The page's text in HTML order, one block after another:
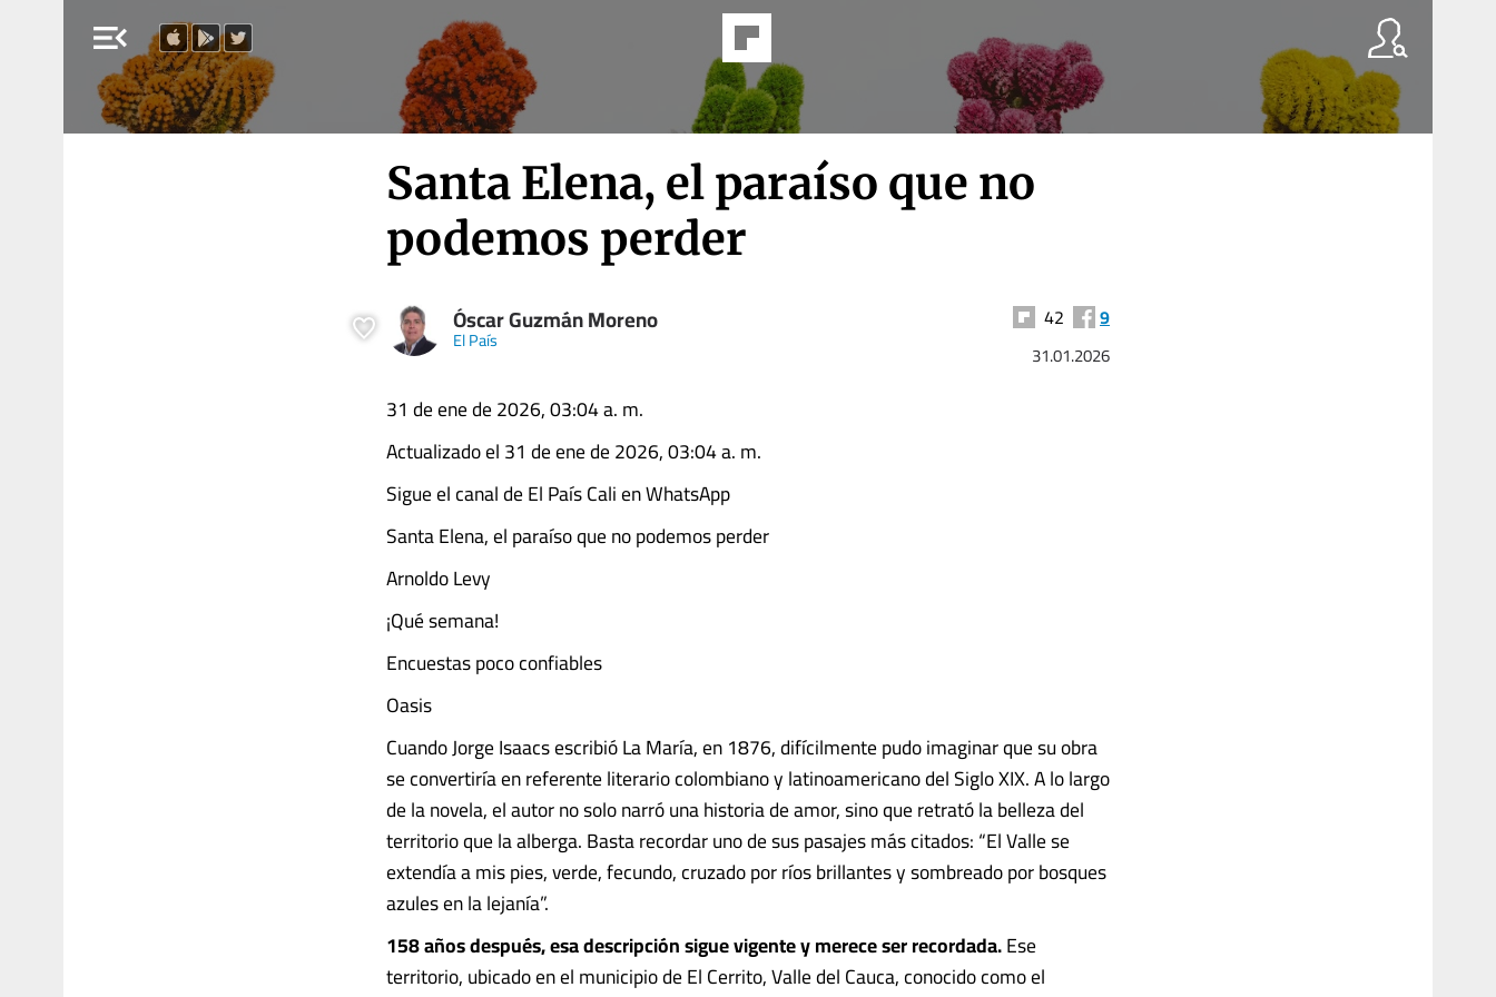
menu_open
Santa Elena, el paraíso que no
podemos perder
Óscar Guzmán Moreno
El País
42 9
31.01.2026
31 de ene de 2026, 03:04 a. m.
Actualizado el 31 de ene de 2026, 03:04 a. m.
Sigue el canal de El País Cali en WhatsApp
Santa Elena, el paraíso que no podemos perder
Arnoldo Levy
¡Qué semana!
Encuestas poco confiables
Oasis
Cuando Jorge Isaacs escribió La María, en 1876, difícilmente pudo imaginar que su obra
se convertiría en referente literario colombiano y latinoamericano del Siglo XIX. A lo largo
de la novela, el autor no solo narró una historia de amor, sino que retrató la belleza del
territorio que la alberga. Basta recordar uno de sus pasajes más citados: “El Valle se
extendía a mis pies, verde, fecundo, cruzado por ríos brillantes y sombreado por bosques
azules en la lejanía”.
158 años después, esa descripción sigue vigente y merece ser recordada.Ese
territorio, ubicado en el municipio de El Cerrito, Valle del Cauca, conocido como el